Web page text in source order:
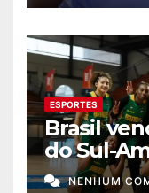
ESPORTES
Brasil
do Sul-
NENHUM